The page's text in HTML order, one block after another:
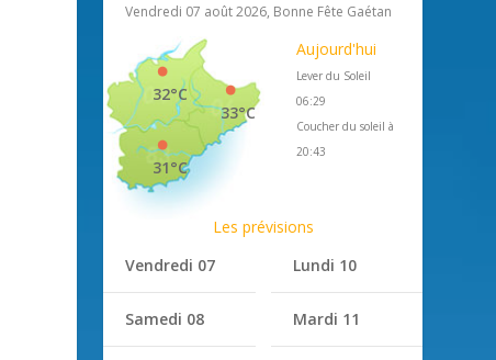
Vendredi 07 août 2026, Bonne Fête Gaétan
33°C
32°C
31°C
Aujourd'hui
Lever du Soleil
06:29
Coucher du soleil à
20:43
Les prévisions
Vendredi 07
Samedi 08
Lundi 10
Mardi 11